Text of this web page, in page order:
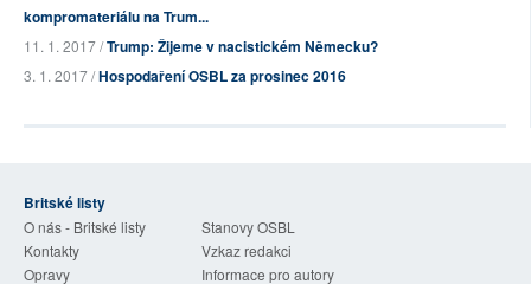
kompromateriálu na Trum...
11. 1. 2017 /Trump: Žijeme v nacistickém Německu?
3. 1. 2017 /Hospodaření OSBL za prosinec 2016
Britské listy
O nás - Britské listy
Stanovy OSBL
Kontakty
Vzkaz redakci
Opravy
Informace pro autory